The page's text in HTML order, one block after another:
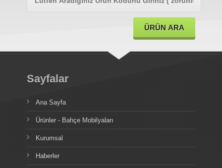
Sayfalar
Ana Sayfa
Ürünler - Bahçe Mobilyaları
Kurumsal
Haberler